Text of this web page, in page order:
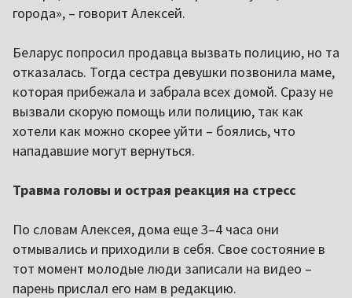
города», – говорит Алексей.
Беларус попросил продавца вызвать полицию, но та
отказалась. Тогда сестра девушки позвонила маме,
которая прибежала и забрала всех домой. Сразу не
вызвали скорую помощь или полицию, так как
хотели как можно скорее уйти – боялись, что
нападавшие могут вернуться.
Травма головы и острая реакция на стресс
По словам Алексея, дома еще 3–4 часа они
отмывались и приходили в себя. Свое состояние в
тот момент молодые люди записали на видео –
парень прислал его нам в редакцию.